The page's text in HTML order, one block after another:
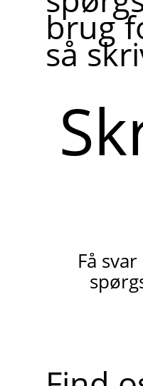
brug
så
her
Få